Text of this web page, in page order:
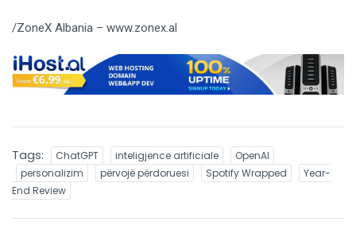
/ZoneX Albania – www.zonex.al
Tags: ChatGPT inteligjence artificiale
OpenAI
personalizim
përvojë përdoruesi Spotify Wrapped
Year-
End Review